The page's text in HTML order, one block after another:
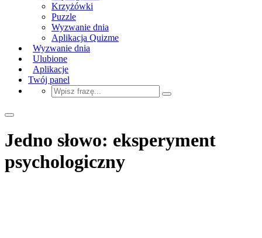
Krzyżówki
Puzzle
Wyzwanie dnia
Aplikacja Quizme
Wyzwanie dnia
Ulubione
Aplikacje
Twój panel
Jedno słowo: eksperyment
psychologiczny